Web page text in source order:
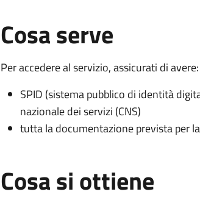
Cosa serve
Per accedere al servizio, assicurati di avere:
SPID (sistema pubblico di identità
nazionale dei servizi (CNS)
tutta la documentazione prevista per
Cosa si ottiene